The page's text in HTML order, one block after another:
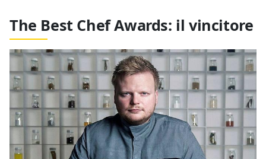
The Best Chef Awards: il vincitore